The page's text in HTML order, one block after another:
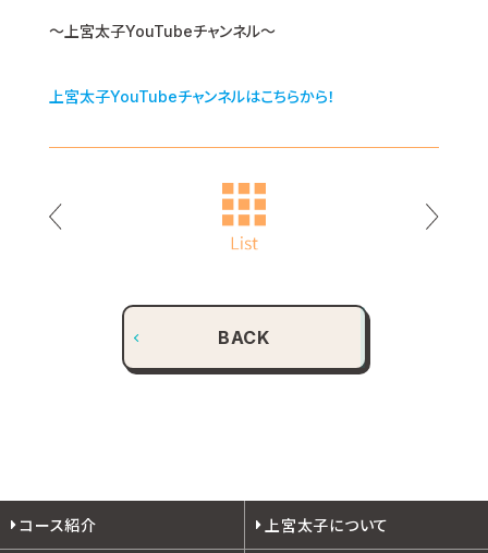
～上宮太子YouTubeチャンネル～
上宮太子YouTubeチャンネルはこちらから！
BACK
コース紹介 上宮太子について